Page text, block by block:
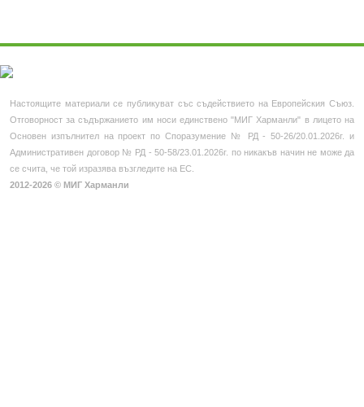
Профил на купувача
МЕСТНИ И ИНИЦИАТИВНИ
Настоящите материали се публикуват със съдействието на Европейския Съюз.
Отговорност за съдържанието им носи единствено "МИГ Харманли" в лицето на
Основен изпълнител на проект по Споразумение № РД - 50-26/20.01.2026г. и
Административен договор № РД - 50-58/23.01.2026г. по никакъв начин не може да
се счита, че той изразява възгледите на ЕС.
2012-2026 © МИГ Харманли